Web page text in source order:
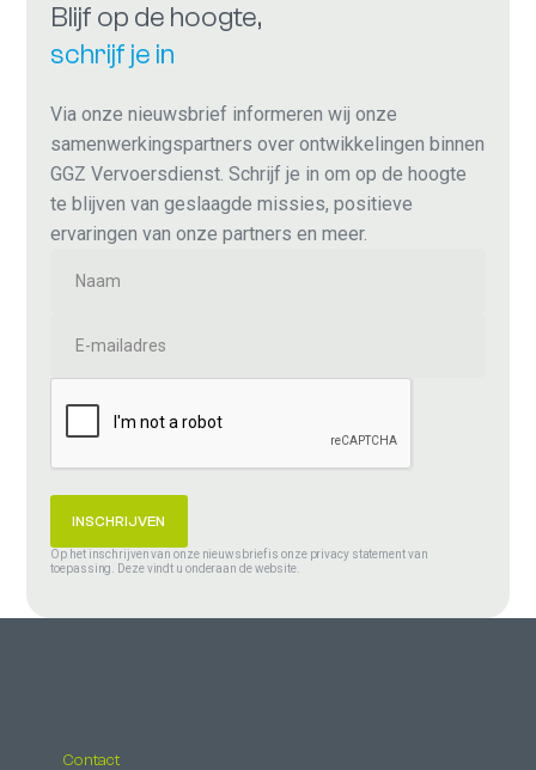
Blijf op de hoogte,
schrijf je in
Via onze nieuwsbrief informeren wij onze
samenwerkingspartners over ontwikkelingen binnen
GGZ Vervoersdienst. Schrijf je in om op de hoogte
te blijven van geslaagde missies, positieve
ervaringen van onze partners en meer.
Op het inschrijven van onze nieuwsbrief is onze privacy statement van
toepassing. Deze vindt u onderaan de website.
Contact